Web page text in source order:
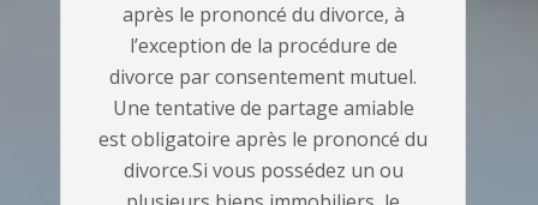
après le prononcé du divorce, à
l’exception de la procédure de
divorce par consentement mutuel.
Une tentative de partage amiable
est obligatoire après le prononcé du
divorce.Si vous possédez un ou